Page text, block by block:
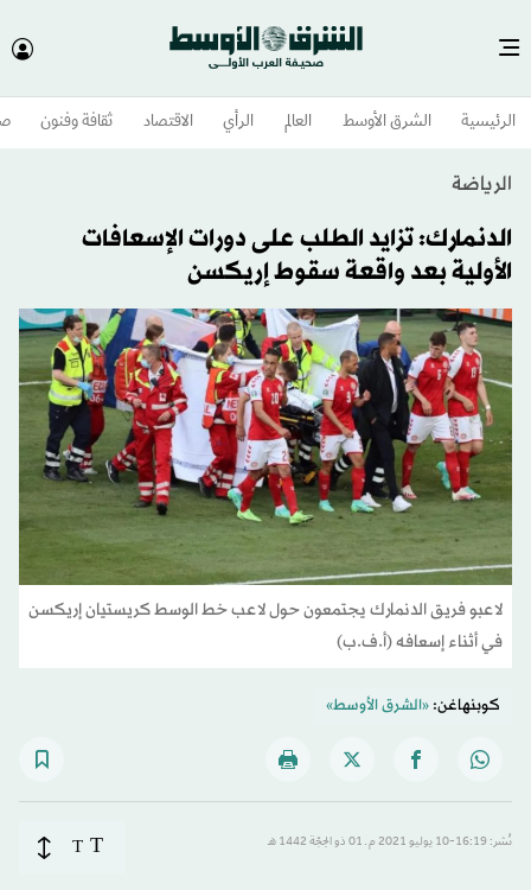
الرئيسية الشرق الأوسط​ العالم الرأي الاقتصاد ثقافة وفنون
الرياضة
الدنمارك: تزايد الطلب على دورات الإسعافات
الأولية بعد واقعة سقوط إريكسن
لاعبو فريق الدنمارك يجتمعون حول لاعب خط الوسط كريستيان إريكسن
في أثناء إسعافه (أ.ف.ب)
كوبنهاغن:«الشرق الأوسط»
نُشر: 16:19-10 يوليو 2021 م ـ 01 ذو الحِجّة 1442 هـ T
T